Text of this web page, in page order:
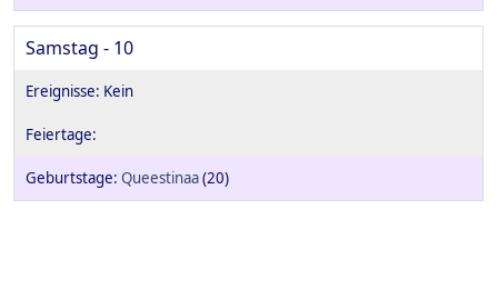
Samstag - 10
Queestinaa(20)